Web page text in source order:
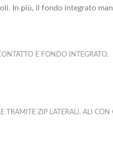
In più, il fondo integrato
E FONDO INTEGRATO.
TRAMITE ZIP LATERALI. ALI